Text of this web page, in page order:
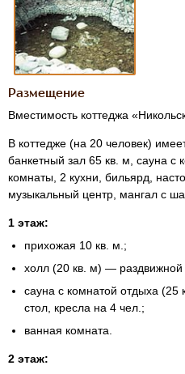
Размещение
Вместимость коттеджа
В коттедже (на 20 человек)
банкетный зал 65 кв. м, сауна с
комнаты, 2 кухни, бильярд,
музыкальный центр, мангал с
1 этаж:
прихожая 10 кв. м.;
холл (20 кв. м) — раздвижной
сауна с комнатой отдыха (25
стол, кресла на 4 чел.;
ванная комната.
2 этаж: